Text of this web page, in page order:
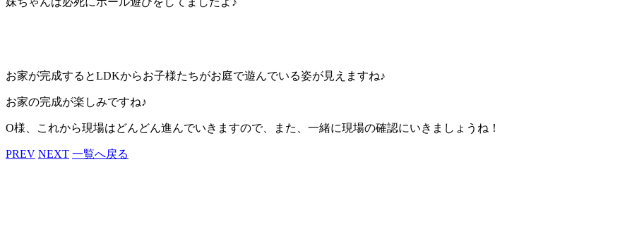
お家が完成するとLDKからお子様たちがお庭で遊んでいる姿が見えますね♪
お家の完成が楽しみですね♪
O様、これから現場はどんどん進んでいきますので、また、一緒に現場の確認にいきましょうね！
PREV NEXT 一覧へ戻る